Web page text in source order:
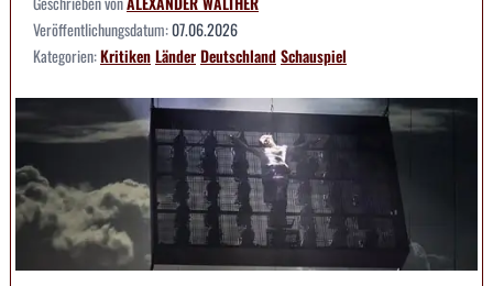
Veröffentlichungsdatum:07.06.2026
Kategorien:KritikenLänderDeutschlandSchauspiel